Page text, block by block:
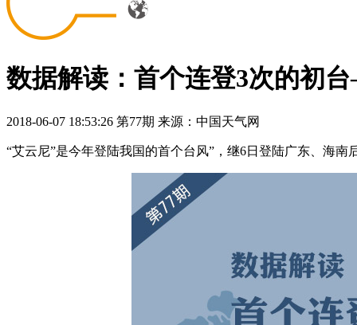
数据解读：首个连登3次的初
2018-06-07 18:53:26 第77期 来源：中国天气网
“艾云尼”是今年登陆我国的首个台风”，继6日登陆广东、海